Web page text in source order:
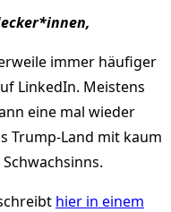
immer häufiger
LinkedIn. Meistens
eine mal wieder
Trump-Land mit kaum
hier in einem